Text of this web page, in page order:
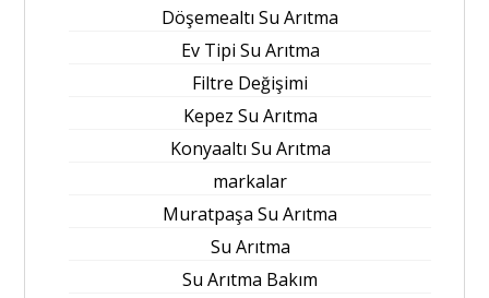
Döşemealtı Su Arıtma
Ev Tipi Su Arıtma
Filtre Değişimi
Kepez Su Arıtma
Konyaaltı Su Arıtma
markalar
Muratpaşa Su Arıtma
Su Arıtma
Su Arıtma Bakım